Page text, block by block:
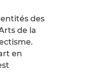
des
de la
en